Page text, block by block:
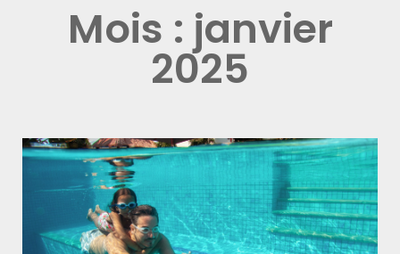
Mois : janvier
2025